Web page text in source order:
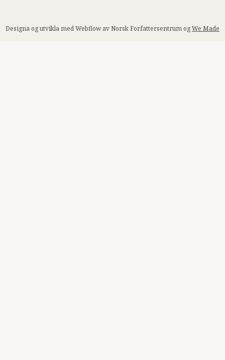
Designa og utvikla med Webflow av Norsk Forfattersentrum ogWe Made